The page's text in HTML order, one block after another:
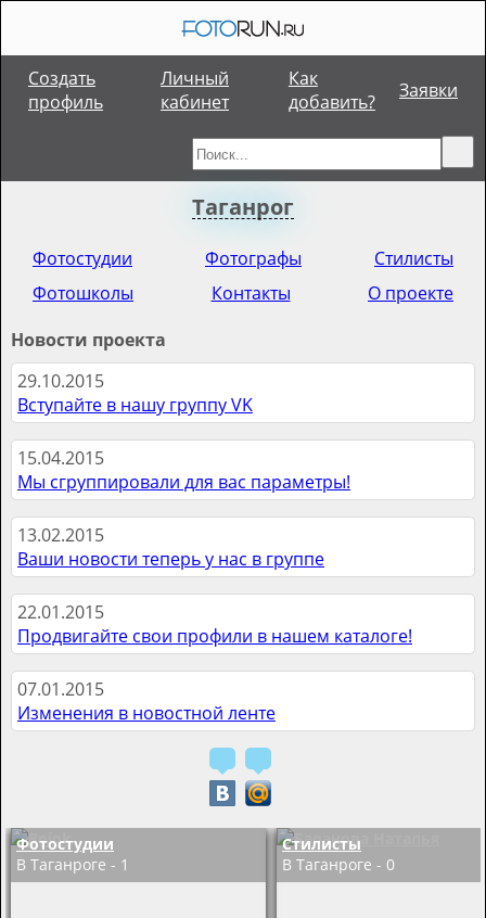
Создать
профиль
Личный
кабинет
Как
добавить?
Заявки
Таганрог
Фотостудии Фотографы
Стилисты
Фотошколы
Контакты
О проекте
Новости проекта
29.10.2015
Вступайте в нашу группу VK
15.04.2015
Мы сгруппировали для вас параметры!
13.02.2015
Ваши новости теперь у нас в группе
22.01.2015
Продвигайте свои профили в нашем каталоге!
07.01.2015
Изменения в новостной ленте
Фотостудии
В Таганроге - 1
Стилисты
В Таганроге - 0